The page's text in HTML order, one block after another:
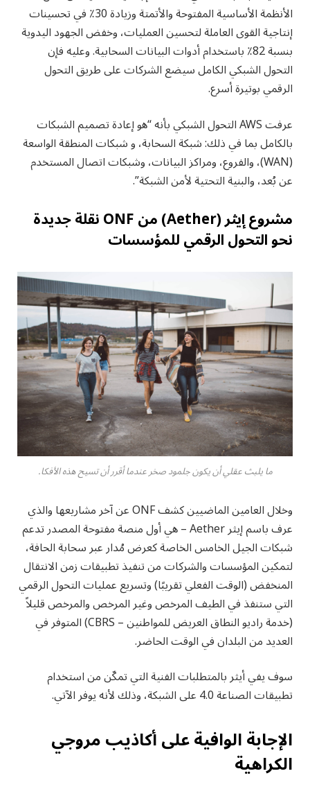
الأنظمة الأساسية المفتوحة والأتمتة وزيادة 30٪ في تحسينات
إنتاجية القوى العاملة لتحسين العمليات، وخفض الجهود اليدوية
بنسبة 82٪ باستخدام أدوات البيانات السحابية. وعليه فإن
التحول الشبكي الكامل سيضع الشركات على طريق التحول
الرقمي بوتيرة أسرع.
عرفت AWS التحول الشبكي بأنه “هو إعادة تصميم الشبكات
بالكامل بما في ذلك: شبكة السحابة، و شبكات المنطقة الواسعة
(WAN)، والفروع، ومراكز البيانات، وشبكات اتصال المستخدم
عن بُعد، والبنية التحتية لأمن الشبكة”.
مشروع إيثر (Aether) من ONF نقلة جديدة
نحو التحول الرقمي للمؤسسات
ما يلبث عقلي أن يكون جلمود صخر عندما أقرر أن تسيح هذه الأفكا.
وخلال العامين الماضيين كشف ONF عن آخر مشاريعها والذي
عرف باسم إيثر Aether – هي أول منصة مفتوحة المصدر تدعم
شبكات الجيل الخامس الخاصة كعرض مُدار عبر سحابة الحافة،
لتمكين المؤسسات والشركات من تنفيذ تطبيقات زمن الانتقال
المنخفض (الوقت الفعلي تقريبًا) وتسريع عمليات التحول الرقمي
التي ستنفذ في الطيف المرخص وغير المرخص والمرخص قليلاً
(خدمة راديو النطاق العريض للمواطنين – CBRS) المتوفر في
العديد من البلدان في الوقت الحاضر.
سوف يفي أيثر بالمتطلبات الفنية التي تمكّن من استخدام
تطبيقات الصناعة 4.0 على الشبكة، وذلك لأنه يوفر الآتي.
الإجابة الوافية على أكاذيب مروجي
الكراهية